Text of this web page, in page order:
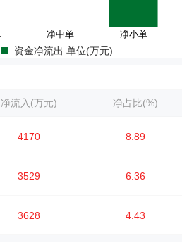
资金净流出 单位(万元)
净流入(万元) 净占比(%)
4170 8.89
3529 6.36
3628 4.43